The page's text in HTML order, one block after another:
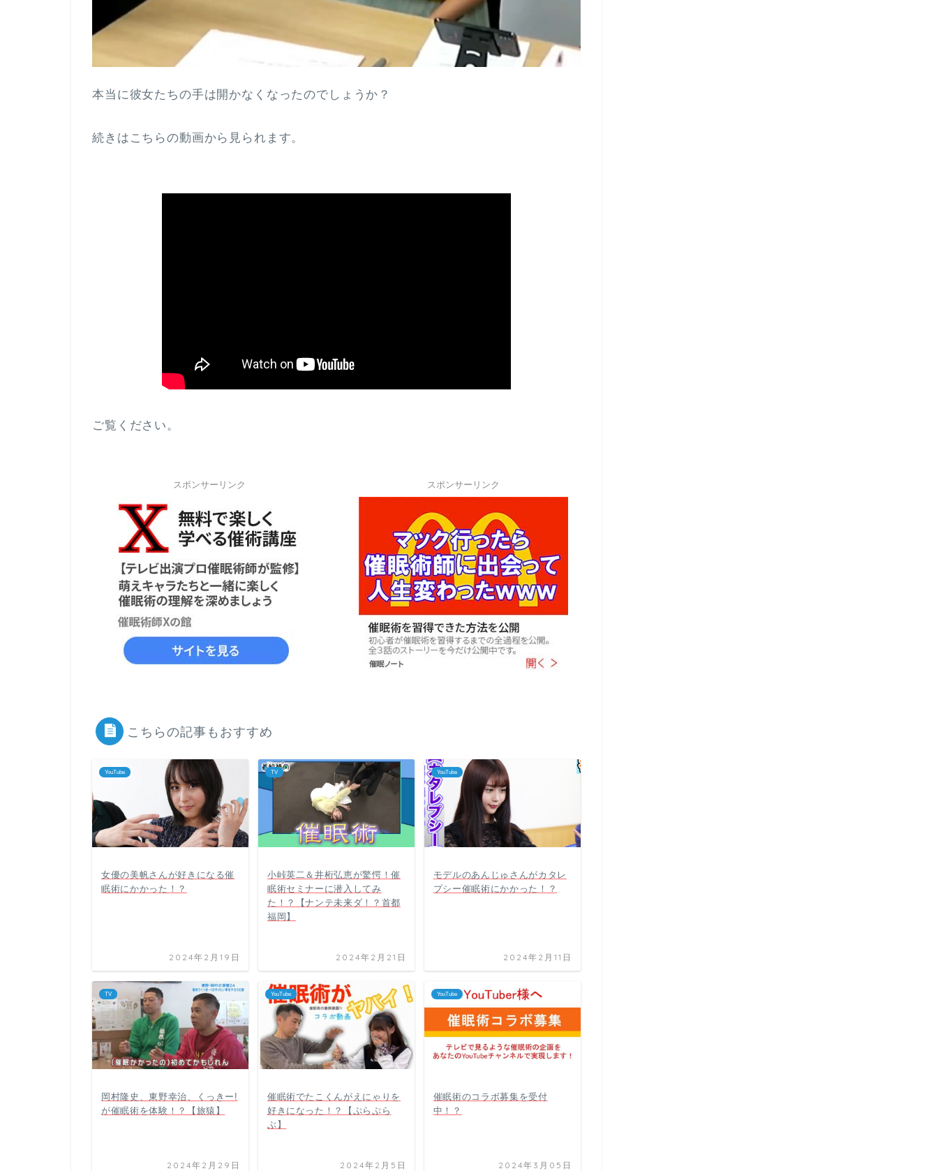
本当に彼女たちの手は開かなくなったのでしょうか？
続きはこちらの動画から見られます。
ご覧ください。
スポンサーリンク スポンサーリンク
こちらの記事もおすすめ
YouTube
女優の美帆さんが好きになる催
眠術にかかった！？
2024年2月19日
TV
小峠英二＆井桁弘恵が驚愕！催
眠術セミナーに潜入してみ
た！？【ナンテ未来ダ！？首都
福岡】
2024年2月21日
YouTube
モデルのあんじゅさんがカタレ
プシー催眠術にかかった！？
2024年2月11日
TV
岡村隆史、東野幸治、くっきー!
が催眠術を体験！？【旅猿】
2024年2月29日
YouTube
催眠術でたこくんがえにゃりを
好きになった！？【ぷらぷら
ぶ】
2024年2月5日
YouTube
催眠術のコラボ募集を受付
中！？
2024年3月05日